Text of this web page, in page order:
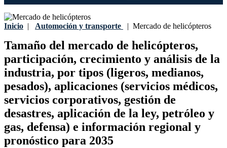
Inicio | Automoción y transporte | Mercado de helicópteros
Tamaño del mercado de helicópteros,
participación, crecimiento y análisis de la
industria, por tipos (ligeros, medianos,
pesados), aplicaciones (servicios médicos,
servicios corporativos, gestión de
desastres, aplicación de la ley, petróleo y
gas, defensa) e información regional y
pronóstico para 2035